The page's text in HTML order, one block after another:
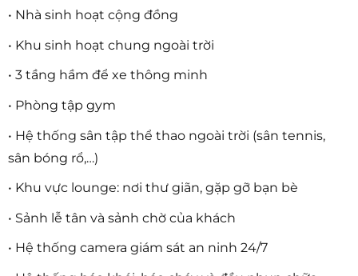
• Nhà sinh hoạt cộng đồng
• Khu sinh hoạt chung ngoài trời
• 3 tầng hầm để xe thông minh
• Phòng tập gym
• Hệ thống sân tập thể thao ngoài trời (sân tennis,
sân bóng rổ,…)
• Khu vực lounge: nơi thư giãn, gặp gỡ bạn bè
• Sảnh lễ tân và sảnh chờ của khách
• Hệ thống camera giám sát an ninh 24/7